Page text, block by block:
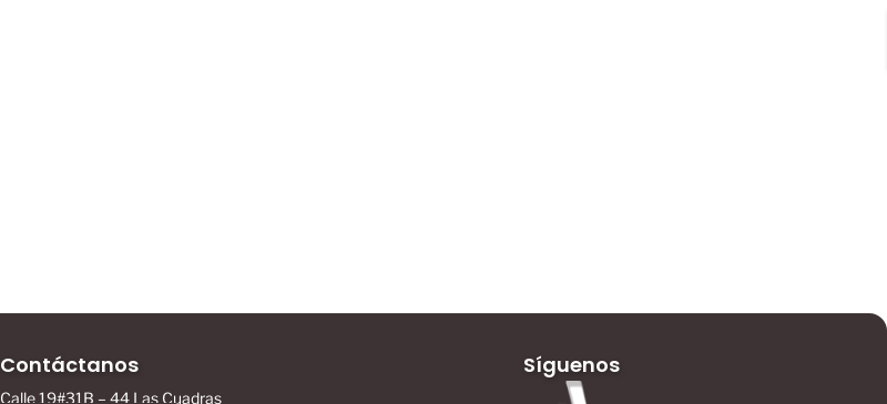
Contáctanos
Calle 19#31B – 44 Las Cuadras
Síguenos